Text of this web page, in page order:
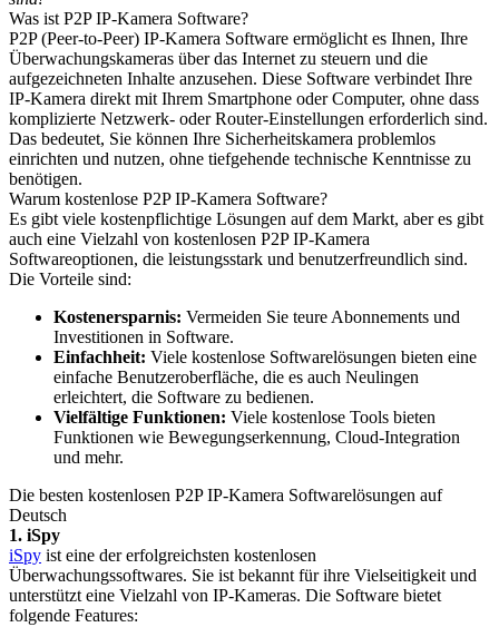
Was ist P2P IP-Kamera Software?
P2P (Peer-to-Peer) IP-Kamera Software ermöglicht es Ihnen, Ihre
Überwachungskameras über das Internet zu steuern und die
aufgezeichneten Inhalte anzusehen. Diese Software verbindet Ihre
IP-Kamera direkt mit Ihrem Smartphone oder Computer, ohne dass
komplizierte Netzwerk- oder Router-Einstellungen erforderlich sind.
Das bedeutet, Sie können Ihre Sicherheitskamera problemlos
einrichten und nutzen, ohne tiefgehende technische Kenntnisse zu
benötigen.
Warum kostenlose P2P IP-Kamera Software?
Es gibt viele kostenpflichtige Lösungen auf dem Markt, aber es gibt
auch eine Vielzahl von kostenlosen P2P IP-Kamera
Softwareoptionen, die leistungsstark und benutzerfreundlich sind.
Die Vorteile sind:
Kostenersparnis: Vermeiden Sie teure Abonnements und
Investitionen in Software.
Einfachheit: Viele kostenlose Softwarelösungen bieten eine
einfache Benutzeroberfläche, die es auch Neulingen
erleichtert, die Software zu bedienen.
Vielfältige Funktionen: Viele kostenlose Tools bieten
Funktionen wie Bewegungserkennung, Cloud-Integration
und mehr.
Die besten kostenlosen P2P IP-Kamera Softwarelösungen auf
Deutsch
1. iSpy
iSpy ist eine der erfolgreichsten kostenlosen
Überwachungssoftwares. Sie ist bekannt für ihre Vielseitigkeit und
unterstützt eine Vielzahl von IP-Kameras. Die Software bietet
folgende Features: